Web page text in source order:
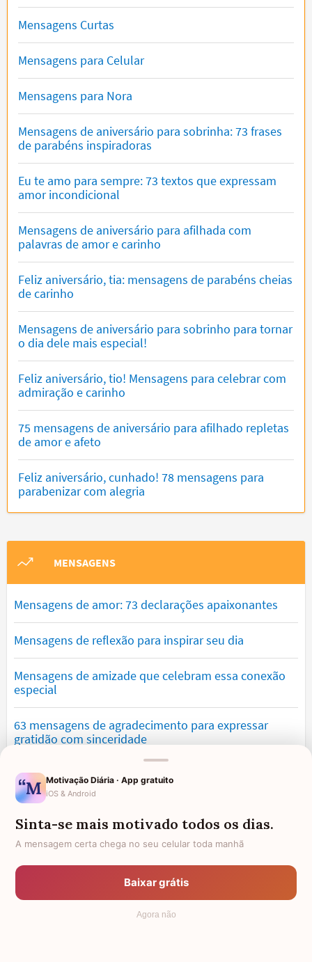
Mensagens Curtas
Mensagens para Celular
Mensagens para Nora
Mensagens de aniversário para sobrinha: 73 frases
de parabéns inspiradoras
Eu te amo para sempre: 73 textos que expressam
amor incondicional
Mensagens de aniversário para afilhada com
palavras de amor e carinho
Feliz aniversário, tia: mensagens de parabéns cheias
de carinho
Mensagens de aniversário para sobrinho para tornar
o dia dele mais especial!
Feliz aniversário, tio! Mensagens para celebrar com
admiração e carinho
75 mensagens de aniversário para afilhado repletas
de amor e afeto
Feliz aniversário, cunhado! 78 mensagens para
parabenizar com alegria
MENSAGENS
Mensagens de amor: 73 declarações apaixonantes
Mensagens de reflexão para inspirar seu dia
Mensagens de amizade que celebram essa conexão
especial
63 mensagens de agradecimento para expressar
gratidão com sinceridade
Mensagens de saudade que tocam o coração e
expressam falta
Mensagens de otimismo que vão encher você de
confiança
Mensagens para namorado: declare o seu amor com
Motivação Diária · App gratuito
iOS & Android
Sinta-se mais motivado todos os dias.
A mensagem certa chega no seu celular toda manhã
Baixar grátis
Agora não